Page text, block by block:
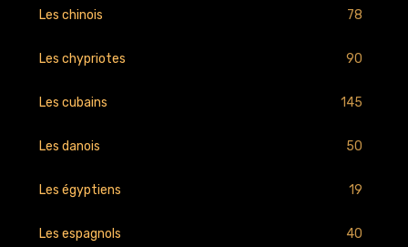
Les chinois 78
Les chypriotes 90
Les cubains 145
Les danois 50
Les égyptiens 19
Les espagnols 40